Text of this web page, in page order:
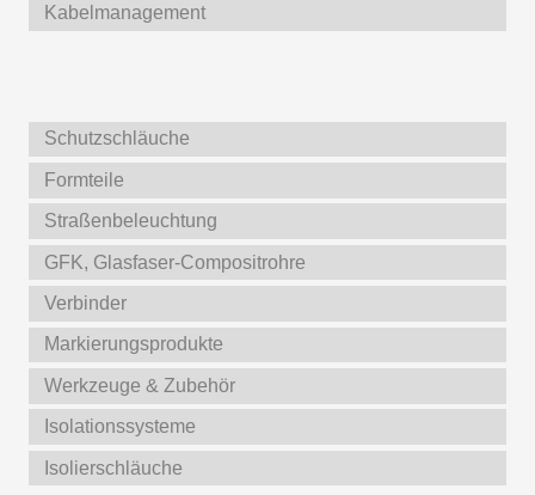
Kabelmanagement
Schutzschläuche
Formteile
Straßenbeleuchtung
GFK, Glasfaser-Compositrohre
Verbinder
Markierungsprodukte
Werkzeuge & Zubehör
Isolationssysteme
Isolierschläuche